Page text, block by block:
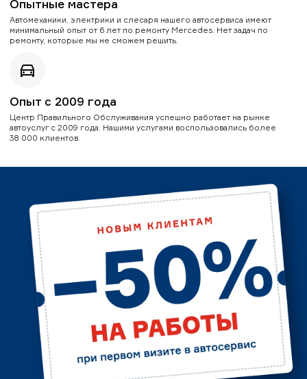
Опытные мастера
Автомеханики, электрики и слесаря нашего автосервиса имеют
минимальный опыт от 6 лет по ремонту Mercedes. Нет задач по
ремонту, которые мы не сможем решить.
Опыт с 2009 года
Центр Правильного Обслуживания успешно работает на рынке
автоуслуг с 2009 года. Нашими услугами воспользовались более
38 000 клиентов.